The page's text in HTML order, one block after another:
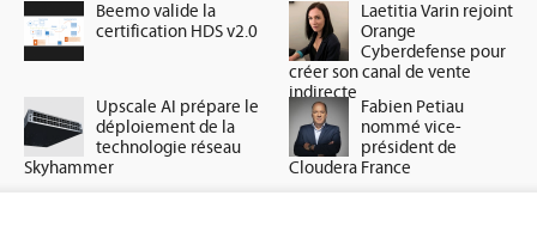
Beemo valide la
certification HDS v2.0
Laetitia Varin rejoint
Orange
Cyberdefense pour
créer son canal de vente
indirecte
Upscale AI prépare le
déploiement de la
technologie réseau
Skyhammer
Fabien Petiau
nommé vice-
président de
Cloudera France